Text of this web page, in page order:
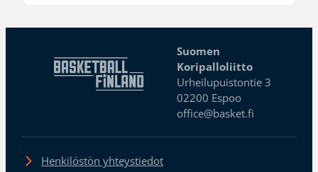
Suomen
Koripalloliitto
Urheilupuistontie 3
02200 Espoo
office@basket.fi
Henkilöstön yhteystiedot